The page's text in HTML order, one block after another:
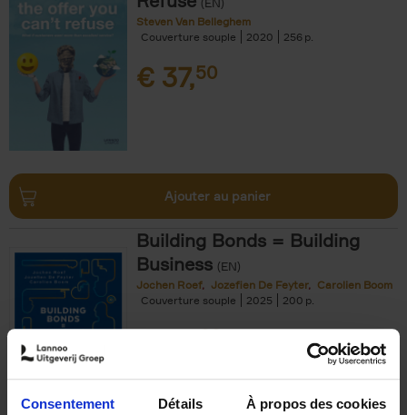
Consentement Détails À propos des cookies
Steven Van Belleghem
Couverture souple
2020 256
€ 37,50
Ajouter au panier
Building Bonds = Building
Business (EN)
Jochen Roef Jozefien De Feyter
Carolien Boom
Couverture souple
2025 200
€29,99